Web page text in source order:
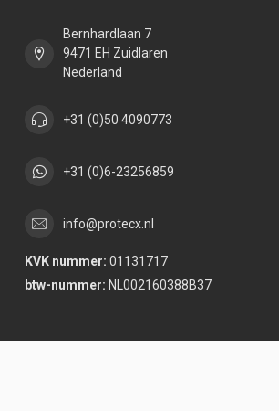
Bernhardlaan 7
9471 EH Zuidlaren
Nederland
+31 (0)50 4090773
+31 (0)6-23256859
info@protecx.nl
KVK nummer: 01131717
btw-nummer: NL002160388B37